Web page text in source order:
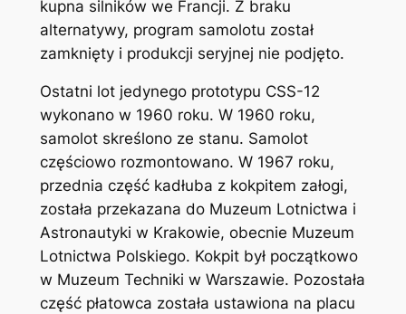
kupna silników we Francji. Z braku
alternatywy, program samolotu został
zamknięty i produkcji seryjnej nie podjęto.
Ostatni lot jedynego prototypu CSS-12
wykonano w 1960 roku. W 1960 roku,
samolot skreślono ze stanu. Samolot
częściowo rozmontowano. W 1967 roku,
przednia część kadłuba z kokpitem załogi,
została przekazana do Muzeum Lotnictwa i
Astronautyki w Krakowie, obecnie Muzeum
Lotnictwa Polskiego. Kokpit był początkowo
w Muzeum Techniki w Warszawie. Pozostała
część płatowca została ustawiona na placu